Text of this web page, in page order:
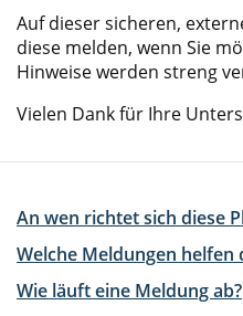
Auf dieser sicheren,
diese melden, wenn Sie
Hinweise werden streng
Vielen Dank für Ihre
An wen richtet sich diese
Welche Meldungen helfen
Wie läuft eine Meldung ab?